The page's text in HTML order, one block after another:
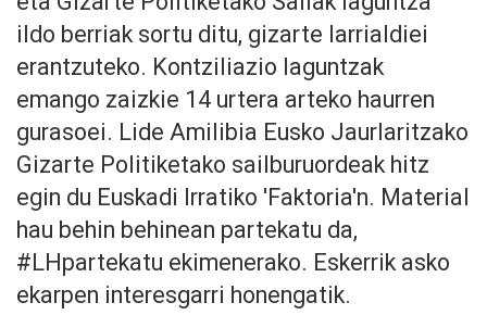
ildo berriak sortu ditu, gizarte larrialdiei
erantzuteko. Kontziliazio laguntzak
emango zaizkie 14 urtera arteko haurren
gurasoei. Lide Amilibia Eusko Jaurlaritzako
Gizarte Politiketako sailburuordeak hitz
egin du Euskadi Irratiko 'Faktoria'n. Material
hau behin behinean partekatu da,
#LHpartekatu ekimenerako. Eskerrik asko
ekarpen interesgarri honengatik.